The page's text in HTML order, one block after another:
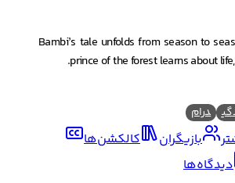
Bambi’s tale unfolds from season to
prince of the forest learns about
درام
بازیگران
کالکشن‌ها
دیدگاه‌ها